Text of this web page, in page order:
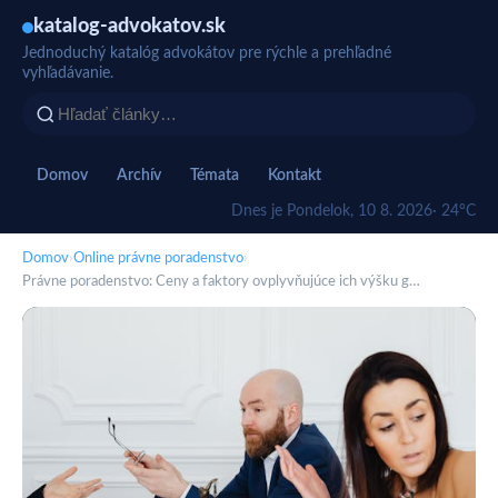
katalog-advokatov.sk
Jednoduchý katalóg advokátov pre rýchle a prehľadné
vyhľadávanie.
Domov Archív Témata Kontakt
Dnes je Pondelok, 10 8. 2026· 24°C
Domov›Online právne poradenstvo›
Právne poradenstvo: Ceny a faktory ovplyvňujúce ich výšku g…